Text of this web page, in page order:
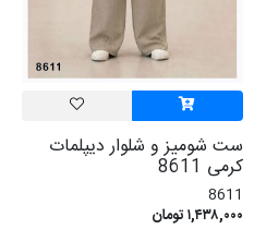
ست شومیز و شلوار دیپلمات
کرمی 8611
8611
۱,۴۳۸,۰۰۰ تومان